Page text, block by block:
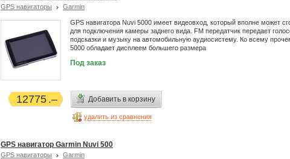
GPS навигаторы Garmin
GPS навигатора Nuvi 5000 имеет видеовход, который вполне может
для подключения камеры заднего вида. FM передатчик передает
подсказки и музыку на автомобильную аудиосистему. Ко всему
5000 обладает дисплеем большего размера
Под заказ
12775 Добавить в корзину
удалить из сравнения
GPS навигатор Garmin Nuvi 500
GPS навигаторы Garmin